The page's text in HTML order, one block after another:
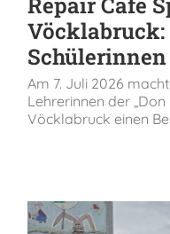
Vöcklabruck:
Am 7. Juli 2026
Lehrerinnen der „Don
Vöcklabruck einen